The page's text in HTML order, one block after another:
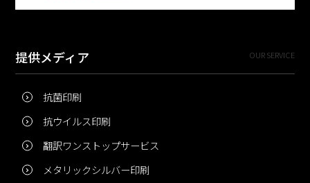
提供メディア OUR SERVICE
抗菌印刷
抗ウイルス印刷
翻訳ワンストップサービス
メタリックシルバー印刷